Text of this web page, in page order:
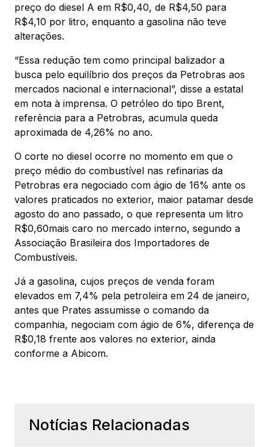
preço do diesel A em R$0,40, de R$4,50 para
R$4,10 por litro, enquanto a gasolina não teve
alterações.
“Essa redução tem como principal balizador a
busca pelo equilíbrio dos preços da Petrobras aos
mercados nacional e internacional”, disse a estatal
em nota à imprensa. O petróleo do tipo Brent,
referência para a Petrobras, acumula queda
aproximada de 4,26% no ano.
O corte no diesel ocorre no momento em que o
preço médio do combustível nas refinarias da
Petrobras era negociado com ágio de 16% ante os
valores praticados no exterior, maior patamar desde
agosto do ano passado, o que representa um litro
R$0,60mais caro no mercado interno, segundo a
Associação Brasileira dos Importadores de
Combustíveis.
Já a gasolina, cujos preços de venda foram
elevados em 7,4% pela petroleira em 24 de janeiro,
antes que Prates assumisse o comando da
companhia, negociam com ágio de 6%, diferença de
R$0,18 frente aos valores no exterior, ainda
conforme a Abicom.
Notícias Relacionadas